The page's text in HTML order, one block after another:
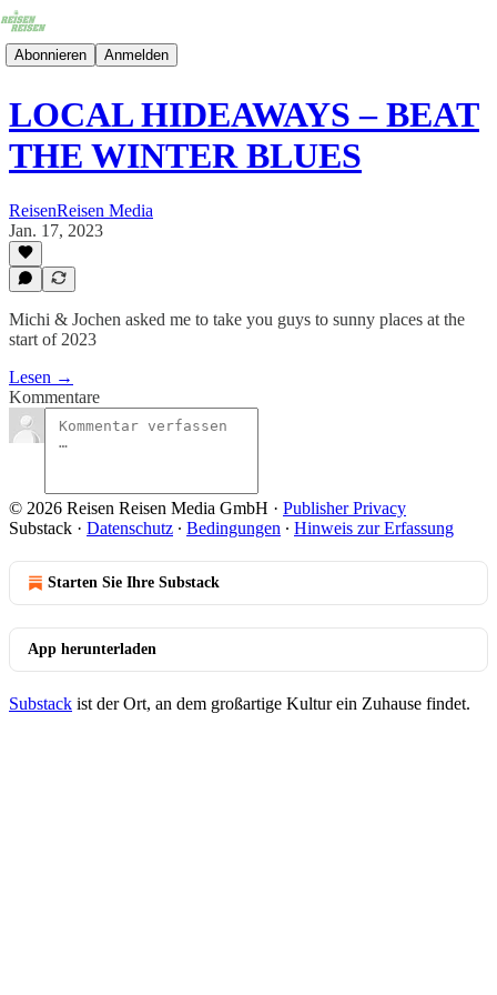
Abonnieren Anmelden
LOCAL HIDEAWAYS – BEAT
THE WINTER BLUES
ReisenReisen Media
Jan. 17, 2023
Michi & Jochen asked me to take you guys to sunny places at the
start of 2023
Lesen →
Kommentare
© 2026 Reisen Reisen Media GmbH · Publisher Privacy
Substack · Datenschutz ∙ Bedingungen ∙ Hinweis zur Erfassung
Starten Sie Ihre Substack
App herunterladen
Substack ist der Ort, an dem großartige Kultur ein Zuhause findet.